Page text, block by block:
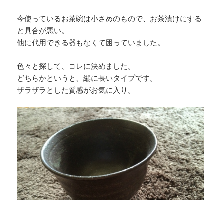
今使っているお茶碗は小さめのもので、お茶漬けにする
と具合が悪い。
他に代用できる器もなくて困っていました。
色々と探して、コレに決めました。
どちらかというと、縦に長いタイプです。
ザラザラとした質感がお気に入り。